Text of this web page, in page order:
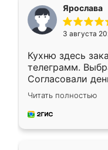
Ярослава
3 августа
Кухню здесь
телеграмм.
Согласовали
недели кухня
довольны
мебель за
Читать полностью